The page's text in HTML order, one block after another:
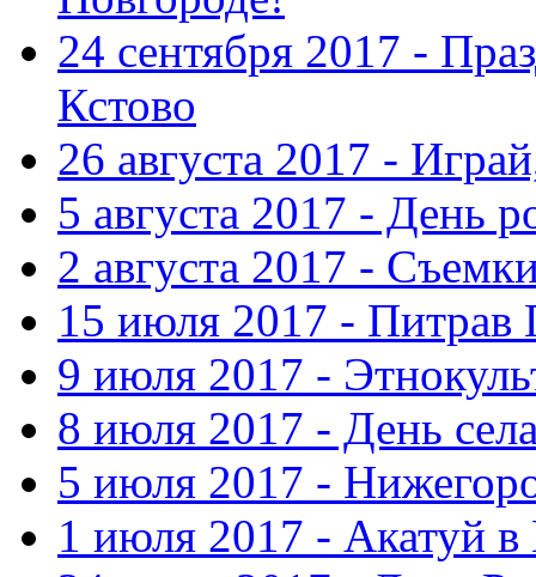
24 сентября 2017 -
Кстово
26 августа 2017 -
5 августа 2017 - День
2 августа 2017 -
15 июля 2017 - Питрав
9 июля 2017 -
8 июля 2017 - День
5 июля 2017 -
1 июля 2017 - Акатуй